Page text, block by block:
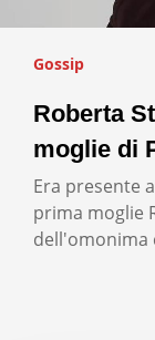
Gossip
Roberta
moglie di
Era presente
prima moglie
dell'omonima